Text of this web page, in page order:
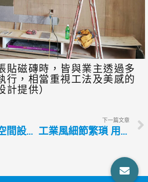
貼磁磚時，皆與業主透過多
行，相當重視工法及美感的
計提供）
以聲學結合空間設計 清楚掌握屋內狀況
下一篇文章
工業風細節繁瑣 用材配色須謹慎